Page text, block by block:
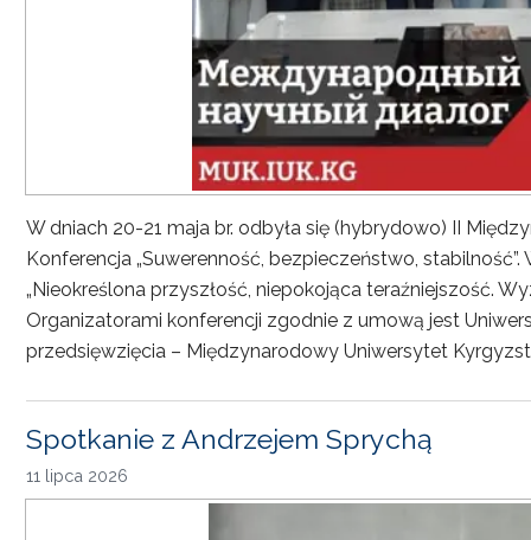
W dniach 20-21 maja br. odbyła się (hybrydowo) II
Konferencja „Suwerenność, bezpieczeństwo,
„Nieokreślona przyszłość, niepokojąca teraźniejszość.
Organizatorami konferencji zgodnie z umową jest
przedsięwzięcia – Międzynarodowy Uniwersytet
Spotkanie z Andrzejem Sprychą
11 lipca 2026